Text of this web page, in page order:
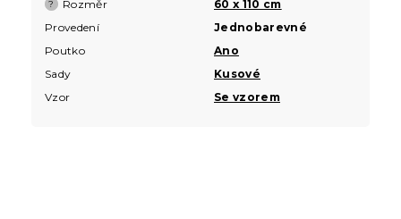
? Rozměr
60 x 110 cm
Provedení
Jednobarevné
Poutko
Ano
Sady
Kusové
Vzor
Se vzorem